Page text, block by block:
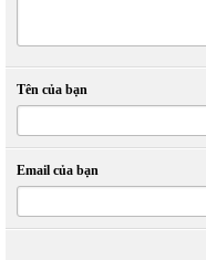
Tên của bạn
Email của bạn